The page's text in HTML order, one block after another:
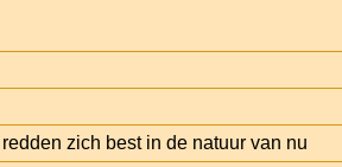
zich best in de natuur van nu